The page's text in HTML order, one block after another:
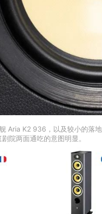
K2 936，以及较小的落
院两面通吃的意图明显。